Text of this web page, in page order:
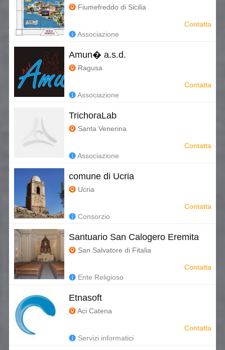
Fiumefreddo di Sicilia
Associazione
Contatta
Amun� a.s.d.
Ragusa
Associazione
Contatta
TrichoraLab
Santa Venerina
Associazione
Contatta
comune di Ucria
Ucria
Consorzio
Contatta
Santuario San Calogero Eremita
San Salvatore di Fitalia
Ente Religioso
Contatta
Etnasoft
Aci Catena
Servizi informatici
Contatta